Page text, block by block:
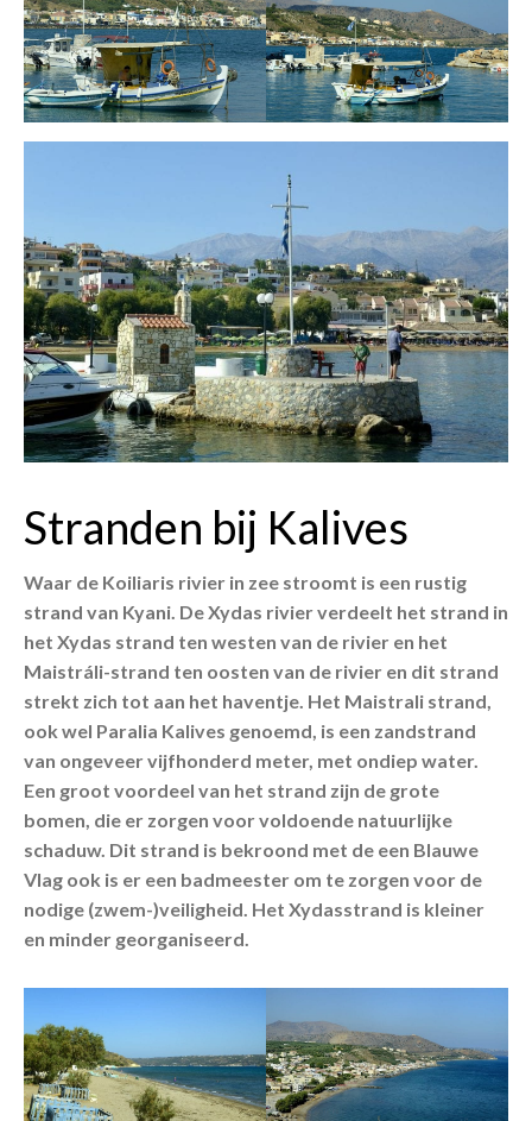
Stranden bij Kalives
Waar de Koiliaris rivier in zee stroomt is een rustig
strand van Kyani. De Xydas rivier verdeelt het strand in
het Xydas strand ten westen van de rivier en het
Maistráli-strand ten oosten van de rivier en dit strand
strekt zich tot aan het haventje. Het Maistrali strand,
ook wel Paralia Kalives genoemd, is een zandstrand
van ongeveer vijfhonderd meter, met ondiep water.
Een groot voordeel van het strand zijn de grote
bomen, die er zorgen voor voldoende natuurlijke
schaduw. Dit strand is bekroond met de een Blauwe
Vlag ook is er een badmeester om te zorgen voor de
nodige (zwem-)veiligheid. Het Xydasstrand is kleiner
en minder georganiseerd.